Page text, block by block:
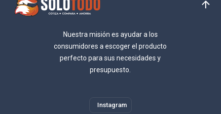
Nuestra misión es ayudar a los
consumidores a escoger el producto
perfecto para sus necesidades y
presupuesto.
Instagram